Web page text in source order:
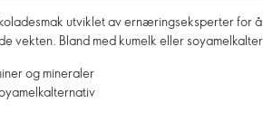
utviklet av ernæringseksperter
vekten. Bland med kumelk eller
og mineraler